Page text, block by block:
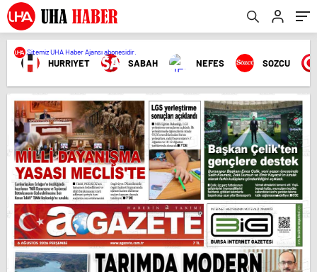
HURRIYET SABAH NEFES SOZCU
Sitemiz UHA Haber Ajansı abonesidir.